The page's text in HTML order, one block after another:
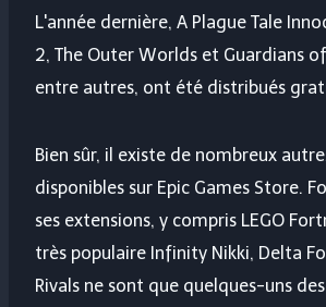
L'année dernière, A Plague Tale
2, The Outer Worlds et Guardians
entre autres, ont été distribués
Bien sûr, il existe de nombreux
disponibles sur Epic Games Store.
ses extensions, y compris LEGO
très populaire Infinity Nikki, Delta
Rivals ne sont que quelques-uns